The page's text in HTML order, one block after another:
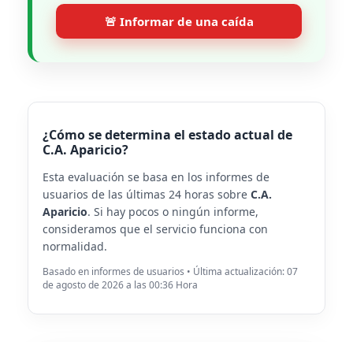
🚨 Informar de una caída
¿Cómo se determina el estado actual de
C.A. Aparicio?
Esta evaluación se basa en los informes de
usuarios de las últimas 24 horas sobre C.A.
Aparicio. Si hay pocos o ningún informe,
consideramos que el servicio funciona con
normalidad.
Basado en informes de usuarios • Última actualización: 07
de agosto de 2026 a las 00:36 Hora